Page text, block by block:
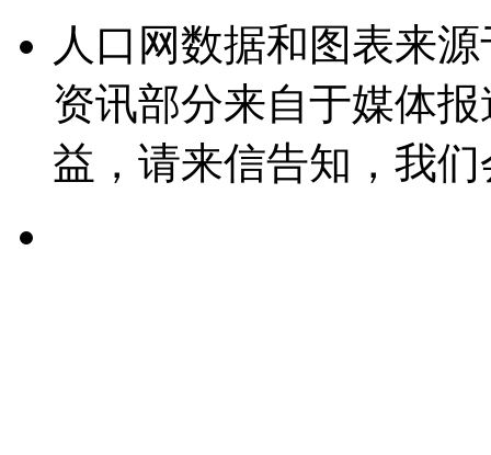
人口网数据和图表来
资讯部分来自于媒体
益，请来信告知，我